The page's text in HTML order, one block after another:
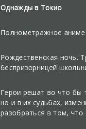
Однажды в Токио
Полнометражное аниме
Рождественская ночь.
беспризорницей
Герои решат во что бы
но и в их судьбах,
разобраться в том, что